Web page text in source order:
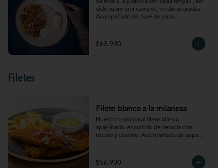
Salmón a la plancha con salsa teriyaki, ser
vido sobre una cama de verduras asadas.
Acompañado de puré de papa
$63.900
Filetes
Filete blanco a la milanesa
Nuestro tradicional filete blanco
apanado, encurtido de cebolla con
rocoto y cilantro. Acompañado de papas
$56.900